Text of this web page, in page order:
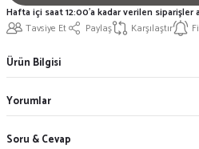
Tavsiye Et Paylaş Karşılaştır
Hafta içi saat 12:00'a kadar verilen siparişler
Ürün Bilgisi
Yorumlar
Soru & Cevap